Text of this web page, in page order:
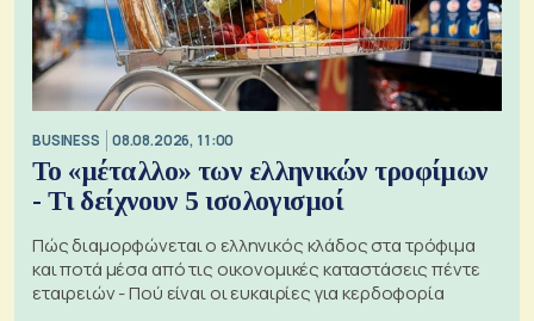
BUSINESS 08.08.2026, 11:00
Το «μέταλλο» των ελληνικών τροφίμων
- Τι δείχνουν 5 ισολογισμοί
Πώς διαμορφώνεται ο ελληνικός κλάδος στα τρόφιμα
και ποτά μέσα από τις οικονομικές καταστάσεις πέντε
εταιρειών - Πού είναι οι ευκαιρίες για κερδοφορία